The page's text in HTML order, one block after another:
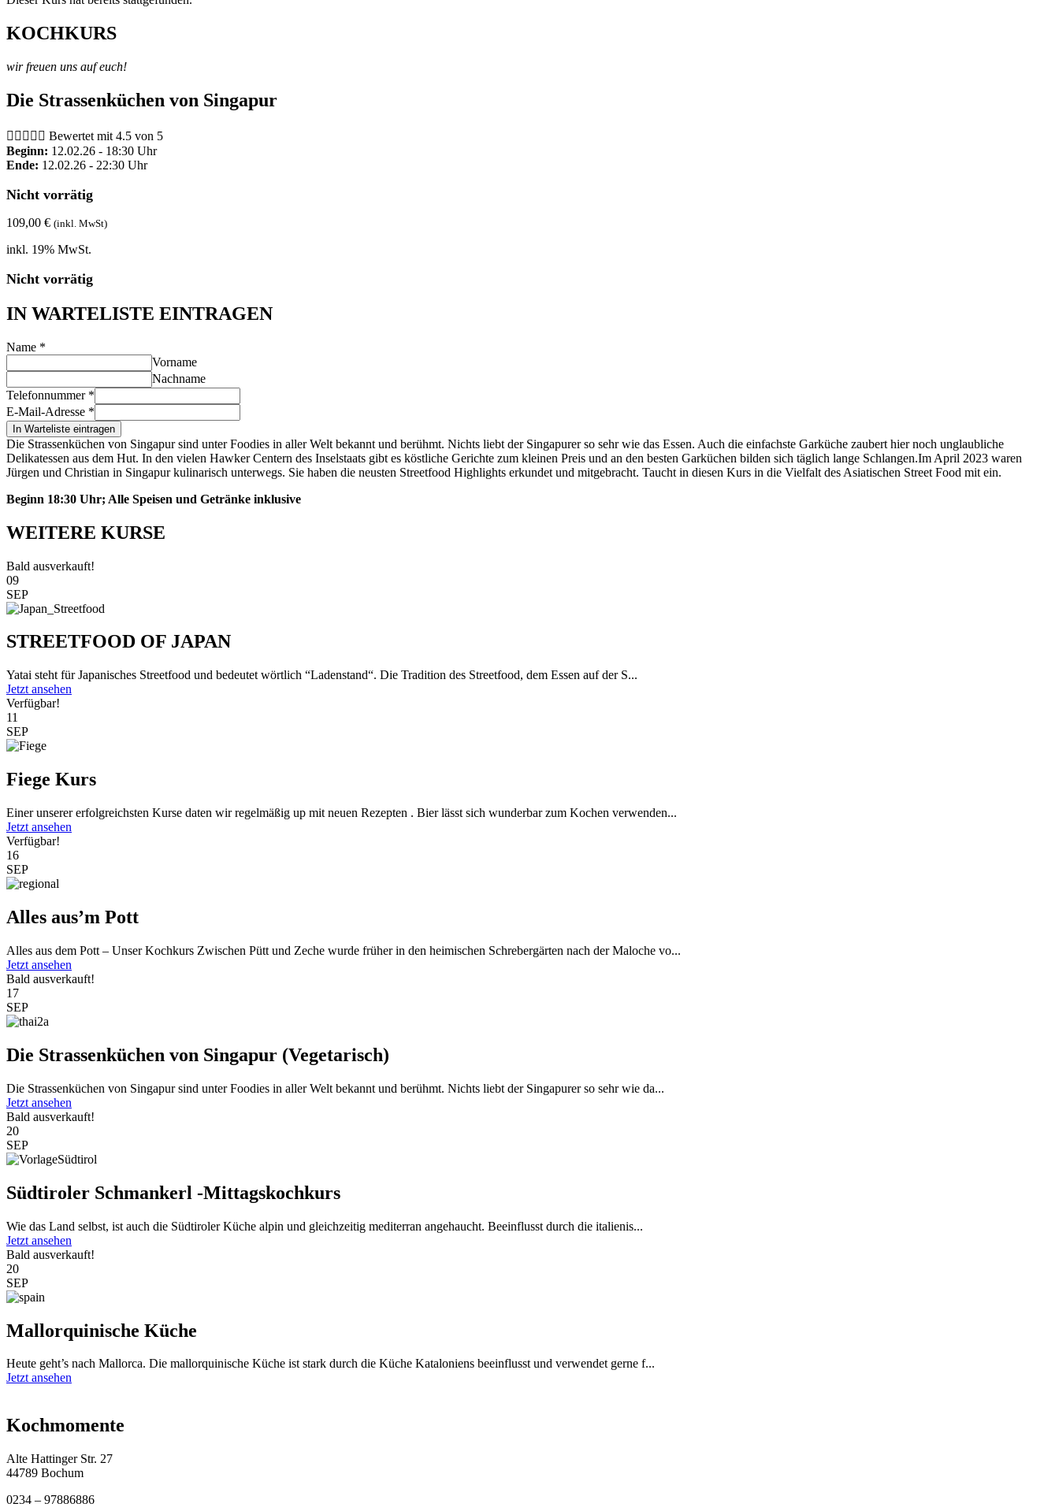
KOCHKURS
wir freuen uns auf euch!
Die Strassenküchen von Singapur
     Bewertet mit 4.5 von 5
Beginn: 12.02.26 - 18:30 Uhr
Ende: 12.02.26 - 22:30 Uhr
Nicht vorrätig
109,00 € (inkl. MwSt)
inkl. 19% MwSt.
Nicht vorrätig
IN WARTELISTE EINTRAGEN
Name *
Vorname
Nachname
Telefonnummer *
E-Mail-Adresse *
In Warteliste eintragen
Die Strassenküchen von Singapur sind unter Foodies in aller Welt bekannt und berühmt. Nichts liebt der Singapurer so sehr wie das Essen. Auch die einfachste Garküche zaubert hier noch unglaubliche
Delikatessen aus dem Hut. In den vielen Hawker Centern des Inselstaats gibt es köstliche Gerichte zum kleinen Preis und an den besten Garküchen bilden sich täglich lange Schlangen.Im April 2023 waren
Jürgen und Christian in Singapur kulinarisch unterwegs. Sie haben die neusten Streetfood Highlights erkundet und mitgebracht. Taucht in diesen Kurs in die Vielfalt des Asiatischen Street Food mit ein.
Beginn 18:30 Uhr; Alle Speisen und Getränke inklusive
WEITERE KURSE
Bald ausverkauft!
09
SEP
STREETFOOD OF JAPAN
Yatai steht für Japanisches Streetfood und bedeutet wörtlich “Ladenstand“. Die Tradition des Streetfood, dem Essen auf der S...
Jetzt ansehen
Verfügbar!
11
SEP
Fiege Kurs
Einer unserer erfolgreichsten Kurse daten wir regelmäßig up mit neuen Rezepten . Bier lässt sich wunderbar zum Kochen verwenden...
Jetzt ansehen
Verfügbar!
16
SEP
Alles aus’m Pott
Alles aus dem Pott – Unser Kochkurs Zwischen Pütt und Zeche wurde früher in den heimischen Schrebergärten nach der Maloche vo...
Jetzt ansehen
Bald ausverkauft!
17
SEP
Die Strassenküchen von Singapur (Vegetarisch)
Die Strassenküchen von Singapur sind unter Foodies in aller Welt bekannt und berühmt. Nichts liebt der Singapurer so sehr wie da...
Jetzt ansehen
Bald ausverkauft!
20
SEP
Südtiroler Schmankerl -Mittagskochkurs
Wie das Land selbst, ist auch die Südtiroler Küche alpin und gleichzeitig mediterran angehaucht. Beeinflusst durch die italienis...
Jetzt ansehen
Bald ausverkauft!
20
SEP
Mallorquinische Küche
Heute geht’s nach Mallorca. Die mallorquinische Küche ist stark durch die Küche Kataloniens beeinflusst und verwendet gerne f...
Jetzt ansehen
Kochmomente
Alte Hattinger Str. 27
44789 Bochum
0234 – 97886886